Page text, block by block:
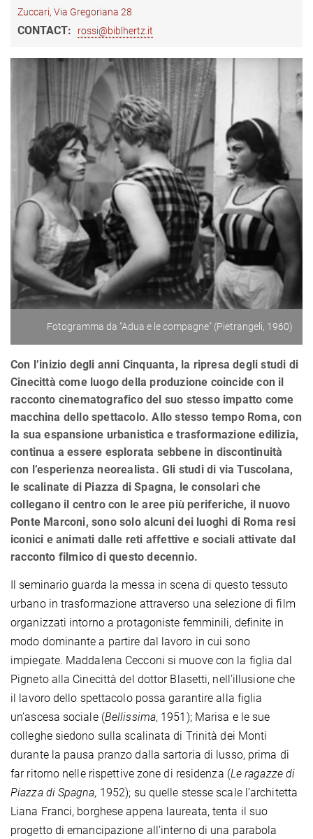
Zuccari, Via Gregoriana 28
CONTACT: rossi@biblhertz.it
Fotogramma da "Adua e le compagne" (Pietrangeli, 1960)
Con l’inizio degli anni Cinquanta, la ripresa degli studi di
Cinecittà come luogo della produzione coincide con il
racconto cinematografico del suo stesso impatto come
macchina dello spettacolo. Allo stesso tempo Roma, con
la sua espansione urbanistica e trasformazione edilizia,
continua a essere esplorata sebbene in discontinuità
con l’esperienza neorealista. Gli studi di via Tuscolana,
le scalinate di Piazza di Spagna, le consolari che
collegano il centro con le aree più periferiche, il nuovo
Ponte Marconi, sono solo alcuni dei luoghi di Roma resi
iconici e animati dalle reti affettive e sociali attivate dal
racconto filmico di questo decennio.
Il seminario guarda la messa in scena di questo tessuto
urbano in trasformazione attraverso una selezione di film
organizzati intorno a protagoniste femminili, definite in
modo dominante a partire dal lavoro in cui sono
impiegate. Maddalena Cecconi si muove con la figlia dal
Pigneto alla Cinecittà del dottor Blasetti, nell’illusione che
il lavoro dello spettacolo possa garantire alla figlia
un’ascesa sociale (Bellissima, 1951); Marisa e le sue
colleghe siedono sulla scalinata di Trinità dei Monti
durante la pausa pranzo dalla sartoria di lusso, prima di
far ritorno nelle rispettive zone di residenza (Le ragazze di
Piazza di Spagna, 1952); su quelle stesse scale l’architetta
Liana Franci, borghese appena laureata, tenta il suo
progetto di emancipazione all’interno di una parabola